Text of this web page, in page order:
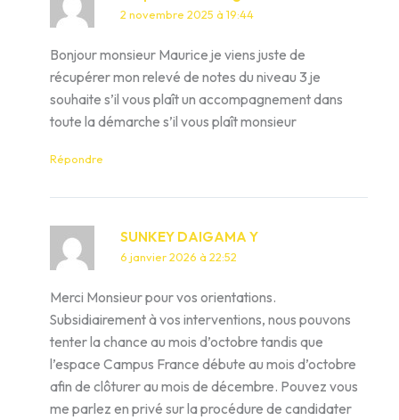
2 novembre 2025 à 19:44
Bonjour monsieur Maurice je viens juste de
récupérer mon relevé de notes du niveau 3 je
souhaite s’il vous plaît un accompagnement dans
toute la démarche s’il vous plaît monsieur
Répondre
SUNKEY DAIGAMA Y
6 janvier 2026 à 22:52
Merci Monsieur pour vos orientations.
Subsidiairement à vos interventions, nous pouvons
tenter la chance au mois d’octobre tandis que
l’espace Campus France débute au mois d’octobre
afin de clôturer au mois de décembre. Pouvez vous
me parlez en privé sur la procédure de candidater